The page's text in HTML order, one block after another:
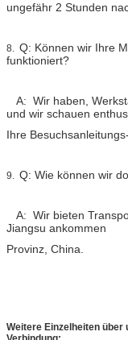
ungefähr 2 Stunden
8. Q: Können wir Ihre
funktioniert?
A: Wir haben,
und wir schauen
Ihre
9. Q: Wie können wir
A: Wir bieten
Jiangsu ankommen
Provinz, China.
Weitere Einzelheiten